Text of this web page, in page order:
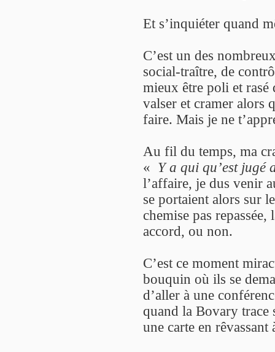
Et s’inquiéter quand
C’est un des
social-traître, de
mieux être poli et
valser et cramer alors
faire. Mais je ne
Au fil du temps, ma
« Y a qui qu’est jugé
l’affaire, je dus venir
se portaient alors sur
chemise pas
accord, ou non.
C’est ce moment
bouquin où ils se
d’aller à une
quand la Bovary trace
une carte en rêvassant